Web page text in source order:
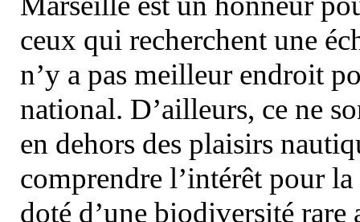
ceux qui recherchent une
n’y a pas meilleur endroit
national. D’ailleurs, ce ne
en dehors des plaisirs
comprendre l’intérêt pour
doté d’une biodiversité